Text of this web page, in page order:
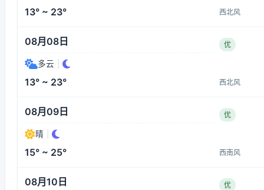
13° ~ 23° 西北风
08月08日 优
多云
13° ~ 23° 西北风
08月09日 优
晴
15° ~ 25° 西南风
08月10日 优